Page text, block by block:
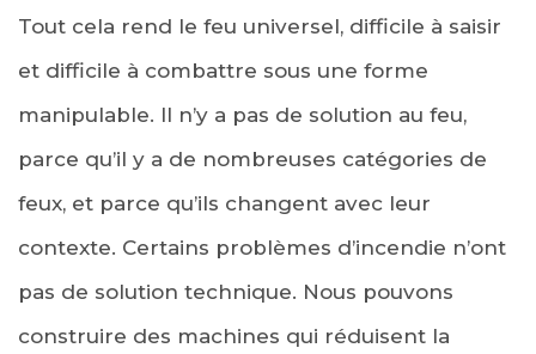
Tout cela rend le feu universel, difficile à saisir
et difficile à combattre sous une forme
manipulable. Il n’y a pas de solution au feu,
parce qu’il y a de nombreuses catégories de
feux, et parce qu’ils changent avec leur
contexte. Certains problèmes d’incendie n’ont
pas de solution technique. Nous pouvons
construire des machines qui réduisent la